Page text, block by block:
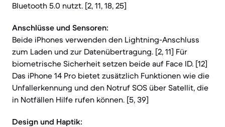
Bluetooth 5.0 nutzt. [2, 11, 18, 25]
Anschlüsse und Sensoren:
Beide iPhones verwenden den Lightning-Anschluss
zum Laden und zur Datenübertragung. [2, 11] Für
biometrische Sicherheit setzen beide auf Face ID. [12]
Das iPhone 14 Pro bietet zusätzlich Funktionen wie die
Unfallerkennung und den Notruf SOS über Satellit, die
in Notfällen Hilfe rufen können. [5, 39]
Design und Haptik: